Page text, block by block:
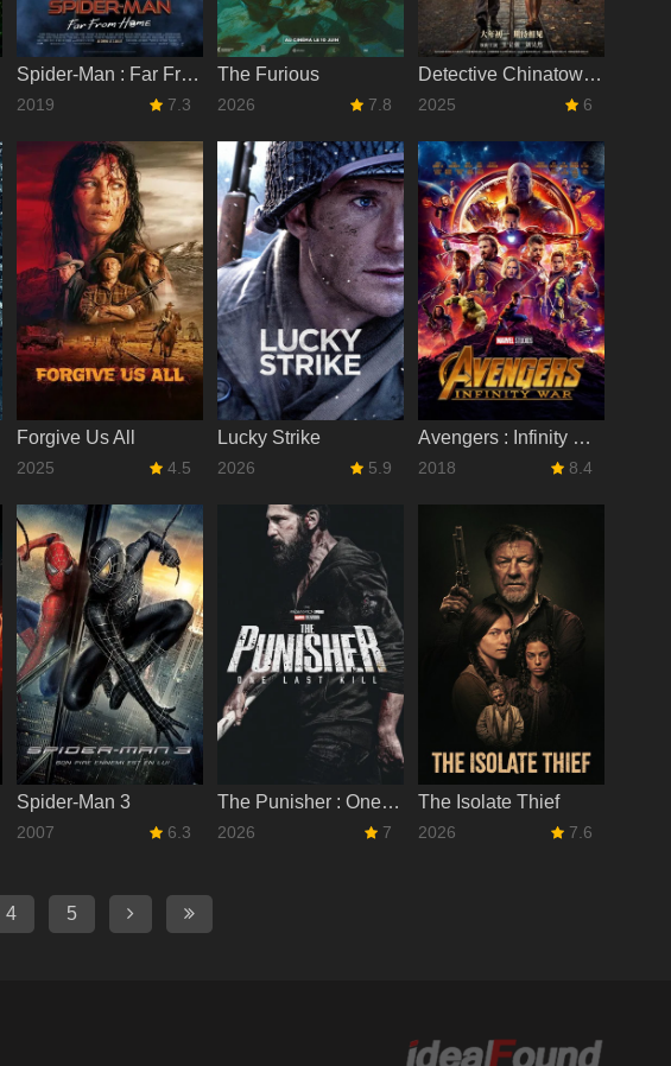
Spider-Man : Far From Home
2019 7.3
The Furious
2026 7.8
Detective Chinatown 1900
2025 6
Forgive Us All
2025 4.5
Lucky Strike
2026 5.9
Avengers : Infinity War
2018 8.4
Spider-Man 3
2007 6.3
The Punisher : One Last Kill
2026 7
The Isolate Thief
2026 7.6
4 5